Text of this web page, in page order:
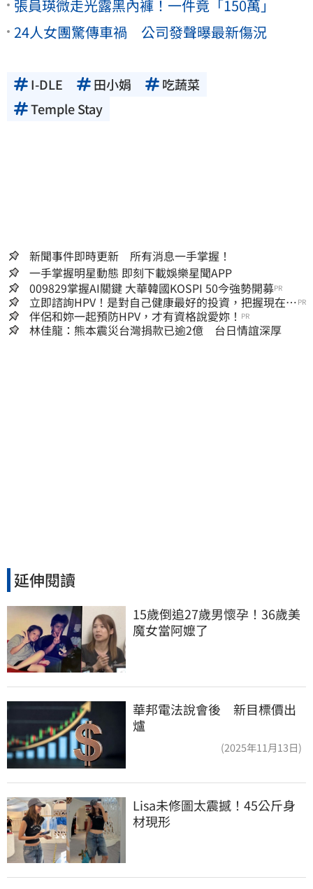
張員瑛微走光露黑內褲！一件竟「150萬」
24人女團驚傳車禍 公司發聲曝最新傷況
I-DLE 田小娟
吃蔬菜
Temple Stay
新聞事件即時更新 所有消息一手掌握！
一手掌握明星動態 即刻下載娛樂星聞APP
009829掌握AI關鍵 大華韓國KOSPI 50今強勢開募PR
立即諮詢HPV！是對自己健康最好的投資，把握現在不
嫌晚！
PR
伴侶和妳一起預防HPV，才有資格說愛妳！ PR
林佳龍：熊本震災台灣捐款已逾2億 台日情誼深厚
延伸閱讀
15歲倒追27歲男懷孕！36歲美
魔女當阿嬤了
華邦電法說會後 新目標價出
爐
(2025年11月13日)
Lisa未修圖太震撼！45公斤身
材現形